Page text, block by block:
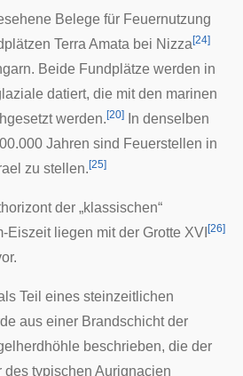
Belege für Feuernutzung
Terra Amata bei Nizza [24]
Beide Fundplätze werden in
datiert, die mit den marinen
werden. [20]
In denselben
Jahren sind Feuerstellen in
zu stellen. [25]
der „klassischen“
Eiszeitliegen mit der Grotte XVI [26]
Teil eines steinzeitlichen
aus einer Brandschicht der
beschrieben, die der
des typischen Aurignacien